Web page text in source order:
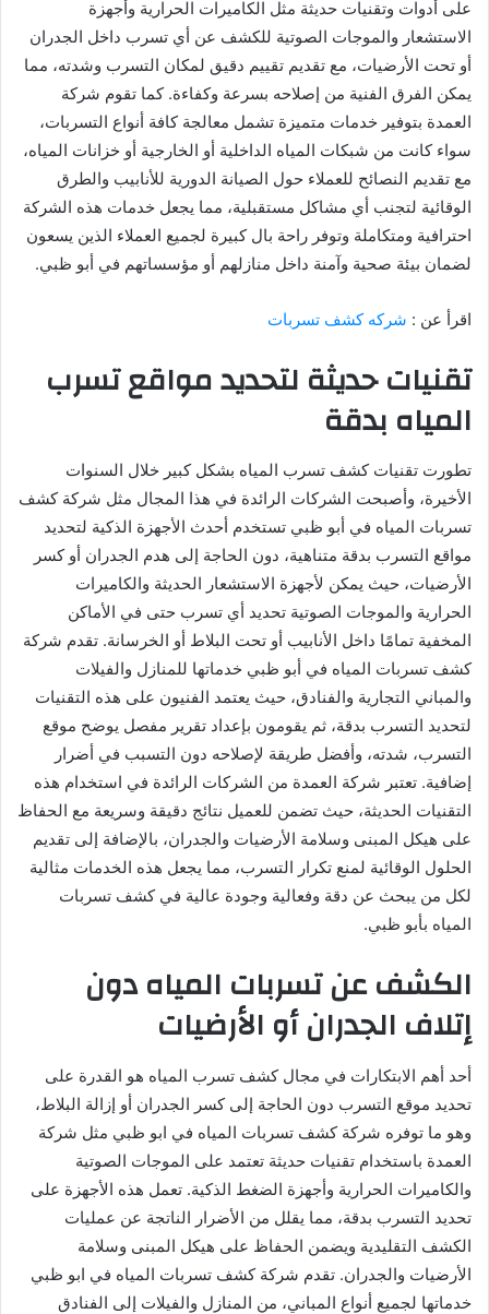
على أدوات وتقنيات حديثة مثل الكاميرات الحرارية وأجهزة
الاستشعار والموجات الصوتية للكشف عن أي تسرب داخل الجدران
أو تحت الأرضيات، مع تقديم تقييم دقيق لمكان التسرب وشدته، مما
يمكن الفرق الفنية من إصلاحه بسرعة وكفاءة. كما تقوم شركة
العمدة بتوفير خدمات متميزة تشمل معالجة كافة أنواع التسربات،
سواء كانت من شبكات المياه الداخلية أو الخارجية أو خزانات المياه،
مع تقديم النصائح للعملاء حول الصيانة الدورية للأنابيب والطرق
الوقائية لتجنب أي مشاكل مستقبلية، مما يجعل خدمات هذه الشركة
احترافية ومتكاملة وتوفر راحة بال كبيرة لجميع العملاء الذين يسعون
لضمان بيئة صحية وآمنة داخل منازلهم أو مؤسساتهم في أبو ظبي.
اقرأ عن : شركه كشف تسربات
تقنيات حديثة لتحديد مواقع تسرب
المياه بدقة
تطورت تقنيات كشف تسرب المياه بشكل كبير خلال السنوات
الأخيرة، وأصبحت الشركات الرائدة في هذا المجال مثل شركة كشف
تسربات المياه في أبو ظبي تستخدم أحدث الأجهزة الذكية لتحديد
مواقع التسرب بدقة متناهية، دون الحاجة إلى هدم الجدران أو كسر
الأرضيات، حيث يمكن لأجهزة الاستشعار الحديثة والكاميرات
الحرارية والموجات الصوتية تحديد أي تسرب حتى في الأماكن
المخفية تمامًا داخل الأنابيب أو تحت البلاط أو الخرسانة. تقدم شركة
كشف تسربات المياه في أبو ظبي خدماتها للمنازل والفيلات
والمباني التجارية والفنادق، حيث يعتمد الفنيون على هذه التقنيات
لتحديد التسرب بدقة، ثم يقومون بإعداد تقرير مفصل يوضح موقع
التسرب، شدته، وأفضل طريقة لإصلاحه دون التسبب في أضرار
إضافية. تعتبر شركة العمدة من الشركات الرائدة في استخدام هذه
التقنيات الحديثة، حيث تضمن للعميل نتائج دقيقة وسريعة مع الحفاظ
على هيكل المبنى وسلامة الأرضيات والجدران، بالإضافة إلى تقديم
الحلول الوقائية لمنع تكرار التسرب، مما يجعل هذه الخدمات مثالية
لكل من يبحث عن دقة وفعالية وجودة عالية في كشف تسربات
المياه بأبو ظبي.
الكشف عن تسربات المياه دون
إتلاف الجدران أو الأرضيات
أحد أهم الابتكارات في مجال كشف تسرب المياه هو القدرة على
تحديد موقع التسرب دون الحاجة إلى كسر الجدران أو إزالة البلاط،
وهو ما توفره شركة كشف تسربات المياه في ابو ظبي مثل شركة
العمدة باستخدام تقنيات حديثة تعتمد على الموجات الصوتية
والكاميرات الحرارية وأجهزة الضغط الذكية. تعمل هذه الأجهزة على
تحديد التسرب بدقة، مما يقلل من الأضرار الناتجة عن عمليات
الكشف التقليدية ويضمن الحفاظ على هيكل المبنى وسلامة
الأرضيات والجدران. تقدم شركة كشف تسربات المياه في ابو ظبي
خدماتها لجميع أنواع المباني، من المنازل والفيلات إلى الفنادق